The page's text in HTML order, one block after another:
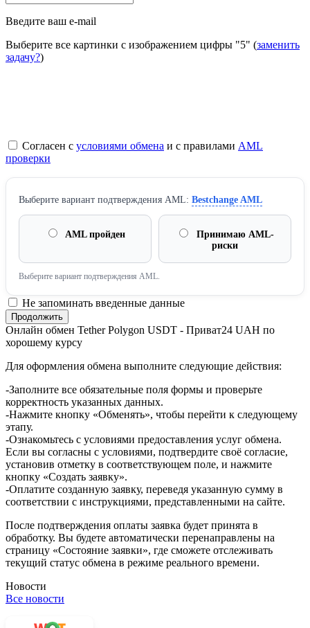
Введите ваш e-mail
Выберите все картинки с изображением цифры "5" (заменить
задачу?)
Согласен с условиями обмена и с правилами AML
проверки
Выберите вариант подтверждения AML: Bestchange AML
AML пройден
Принимаю AML-
риски
Выберите вариант подтверждения AML.
Не запоминать введенные данные
Онлайн обмен Tether Polygon USDT - Приват24 UAH по
хорошему курсу
Для оформления обмена выполните следующие действия:
-Заполните все обязательные поля формы и проверьте
корректность указанных данных.
-Нажмите кнопку «Обменять», чтобы перейти к следующему
этапу.
-Ознакомьтесь с условиями предоставления услуг обмена.
Если вы согласны с условиями, подтвердите своё согласие,
установив отметку в соответствующем поле, и нажмите
кнопку «Создать заявку».
-Оплатите созданную заявку, переведя указанную сумму в
соответствии с инструкциями, представленными на сайте.
После подтверждения оплаты заявка будет принята в
обработку. Вы будете автоматически перенаправлены на
страницу «Состояние заявки», где сможете отслеживать
текущий статус обмена в режиме реального времени.
Новости
Все новости